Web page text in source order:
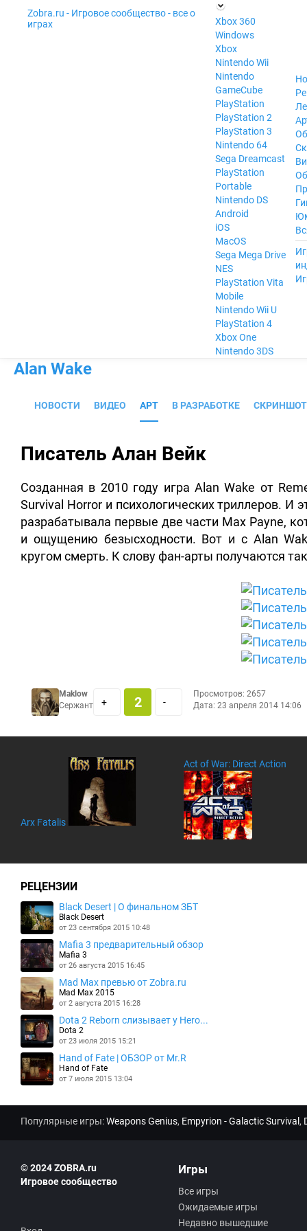
Zobra.ru - Игровое сообщество - все о
играх
П
ла
т
ф
ор
м
ы
Xbox 360
Windows
Xbox
Nintendo Wii
Nintendo
GameCube
PlayStation
PlayStation 2
PlayStation 3
Nintendo 64
Sega Dreamcast
PlayStation
Portable
Nintendo DS
Android
iOS
MacOS
Sega Mega Drive
NES
PlayStation Vita
Mobile
Nintendo Wii U
PlayStation 4
Xbox One
Nintendo 3DS
Alan Wake
НОВОСТИ ВИДЕО АРТ В РАЗРАБОТКЕ
Писатель Алан Вейк
Созданная в 2010 году игра Alan Wake от
Survival Horror и психологических триллеров. И
разрабатывала первые две части Max Payne,
и ощущению безысходности. Вот и с Alan
кругом смерть. К слову фан-арты получаются
Maklow
Сержант
+ 2 -
Просмотров: 2657
Дата: 23 апреля 2014 14:06
Arx Fatalis
Act of War: Direct Action
РЕЦЕНЗИИ
Black Desert | О финальном ЗБТ
Black Desert
от 23 сентября 2015 10:48
Mafia 3 предварительный обзор
Mafia 3
от 26 августа 2015 16:45
Mad Max превью от Zobra.ru
Mad Max 2015
от 2 августа 2015 16:28
Dota 2 Reborn слизывает у Hero...
Dota 2
от 23 июля 2015 15:21
Hand of Fate | ОБЗОР от Mr.R
Hand of Fate
от 7 июля 2015 13:04
Популярные игры:Weapons Genius, Empyrion - Galactic Survival,
© 2024 ZOBRA.ru
Игровое сообщество
Игры
Все игры
Ожидаемые игры
Недавно вышедшие